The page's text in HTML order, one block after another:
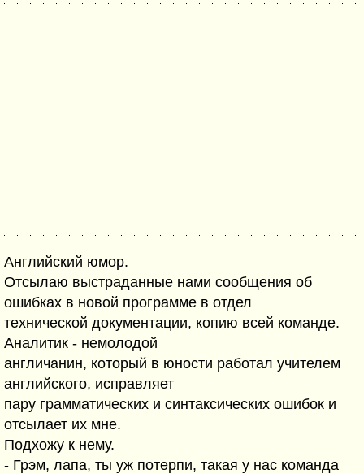
Английский юмор.
Отсылаю выстраданные нами сообщения об
ошибках в новой программе в отдел
технической документации, копию всей команде.
Аналитик - немолодой
англичанин, который в юности работал учителем
английского, исправляет
пару грамматических и синтаксических ошибок и
отсылает их мне.
Подхожу к нему.
- Грэм, лапа, ты уж потерпи, такая у нас команда